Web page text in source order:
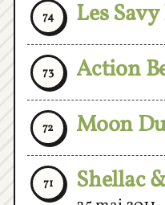
73 Action
72 Moon
71 Shellac
25 mai 2011